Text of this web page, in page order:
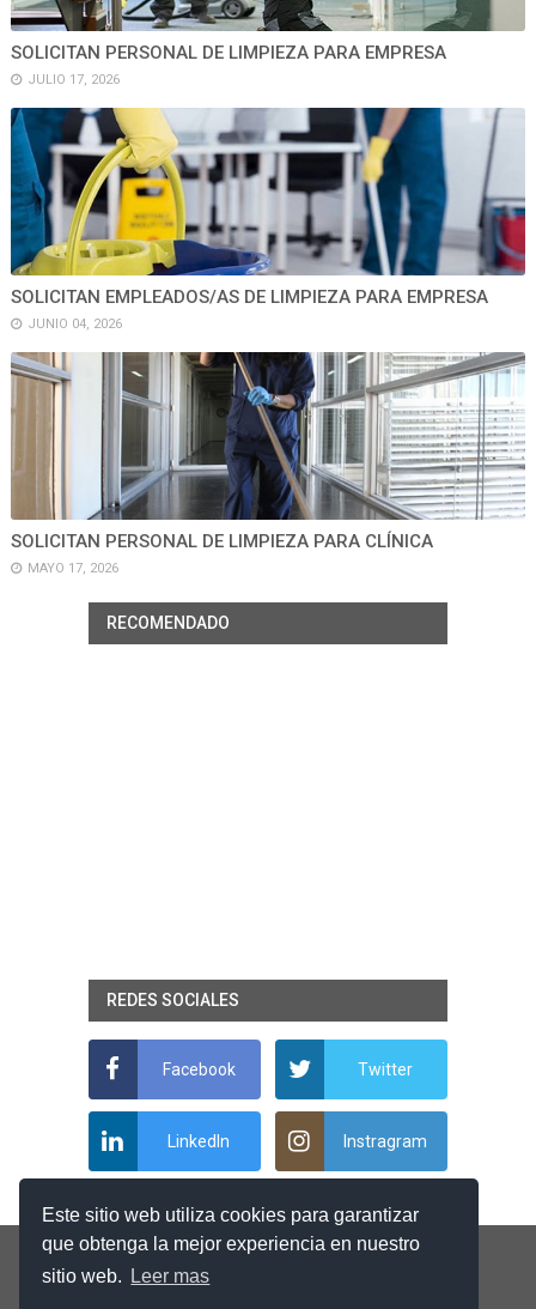
Este sitio web utiliza cookies para garantizar
que obtenga la mejor experiencia en nuestro
sitio web.
Leer mas
SOLICITAN PERSONAL DE LIMPIEZA PARA EMPRESA
JULIO 17, 2026
SOLICITAN EMPLEADOS/AS DE LIMPIEZA PARA EMPRESA
JUNIO 04, 2026
SOLICITAN PERSONAL DE LIMPIEZA PARA CLÍNICA
MAYO 17, 2026
RECOMENDADO
REDES SOCIALES
Facebook Twitter
LinkedIn Instragram